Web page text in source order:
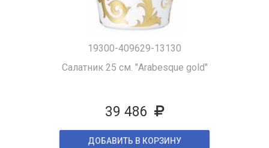
19300-409629-13130
Салатник 25 см. "Arabesque gold"
39 486
ДОБАВИТЬ В КОРЗИНУ